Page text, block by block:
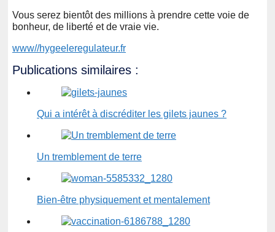
Vous serez bientôt des millions à prendre cette voie de
bonheur, de liberté et de vraie vie.
www//hygeeleregulateur.fr
Publications similaires :
Qui a intérêt à discréditer les gilets jaunes ?
Un tremblement de terre
Bien-être physiquement et mentalement